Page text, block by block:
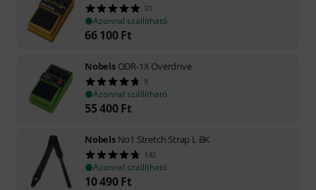
31
Azonnal szállítható
66 100 Ft
Nobels ODR-1X Overdrive
9
Azonnal szállítható
55 400 Ft
Nobels No1 Stretch Strap L BK
142
Azonnal szállítható
10 490 Ft